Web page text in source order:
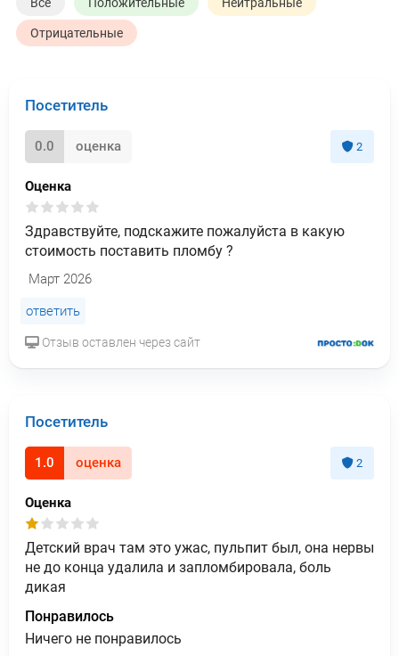
Все Положительные Нейтральные
Отрицательные
Посетитель
0.0 оценка 2
Оценка
Здравствуйте, подскажите пожалуйста в какую
стоимость поставить пломбу ?
Март 2026
ответить
Отзыв оставлен через сайт
Посетитель
1.0 оценка 2
Оценка
Детский врач там это ужас, пульпит был, она нервы
не до конца удалила и запломбировала, боль
дикая
Понравилось
Ничего не понравилось